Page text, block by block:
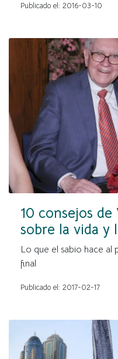
Publicado el: 2016-03-10
10 consejos
sobre la vida y
Lo que el sabio hace al
final
Publicado el: 2017-02-17